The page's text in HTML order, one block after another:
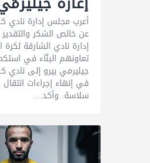
أعرب مجلس إدارة نادي
عن خالص الشكر
إدارة نادي الشارقة لكرة
تعاونهم البنّاء في
جيليرمي بيرو إلى نادي
في إنهاء إجراءات
سلاسة. وأكد…